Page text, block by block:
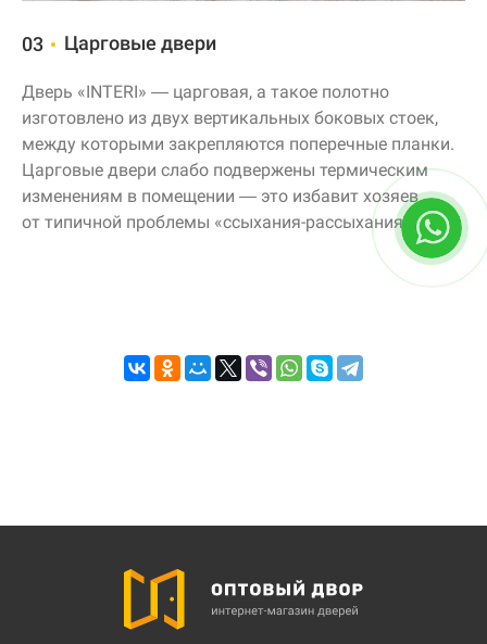
03 Царговые двери
Дверь «INTERI» — царговая, а такое полотно
изготовлено из двух вертикальных боковых стоек,
между которыми закрепляются поперечные планки.
Царговые двери слабо подвержены термическим
изменениям в помещении — это избавит хозяев
от типичной проблемы «ссыхания-рассыхания»